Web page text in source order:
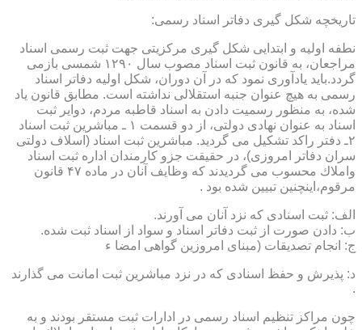
تاریخچه شكل گیری دفاتر اسناد رسمی:
نطفه اولیه و ابتدایی شكل گیری مركزیتی جهت ثبت رسمی اسناد
مراجعان، به قانون ثبت اسناد مصوب سال ۱۲۹۰ شمسی بازمی
گردد.باید یادآوری نمود كه در آن دوران، شكل اولیه دفاتر اسناد
رسمی به هیچ عنوان جنبه استقلالی نداشته است. مطابق قانون یاد
شده، به منظور رسمیت دادن به اسناد قاطبه مردم، دوایر ثبت
اسناد به عنوان نهادی دولتی، از دو قسمت ۱ ـ مباشرین ثبت اسناد
۲ـ دفتر راكد تشكیل می گردید. مباشرین ثبت اسناد (اسلاف دولتی
سران دفاتر امروزی)، در حقیقت جزو كارمندان اداره ثبت اسناد
واملاك محسوب می گردیدند كه وظایف آنان در ماده ۴۷ قانون
مرقوم،اینچنین تبیین شده بود .
الف: ثبت اسنادی كه نزد آنان می آورند.
ب: دادن صورت از ثبت دفاتر اسناد و سواد از اسناد ثبت شده.
ج: انجام تصدیقات (مبنای امروزین گواهی امضا ء
د: پذیرش و حفظ اسنادی كه در نزد مباشرین ثبت امانت می گذارند
.
چون مراكز تنظیم اسناد رسمی در ادارات ثبت مستقر بودند و به